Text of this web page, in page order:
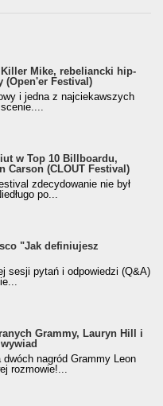
Killer Mike, rebeliancki hip-
(Open'er Festival)
i jedna z najciekawszych
w Top 10 Billboardu,
Carson (CLOUT Festival)
zdecydowanie nie był
po...
"Jak definiujesz
sesji pytań i odpowiedzi (Q&A)
Grammy, Lauryn Hill i
nagród Grammy Leon
rozmowie!...